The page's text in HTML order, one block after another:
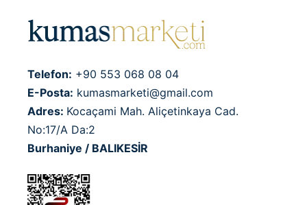
Telefon: +90 553 068 08 04
E-Posta: kumasmarketi@gmail.com
Adres: Kocaçami Mah. Aliçetinkaya Cad.
No:17/A Da:2
Burhaniye / BALIKESİR